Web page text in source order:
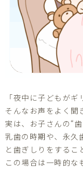
「夜中に子どもが
そんなお声をよく聞
実は、お子さんの“
乳歯の時期や、永久
と歯ぎしりをするこ
この場合は一時的な